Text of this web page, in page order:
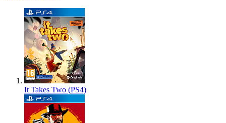
It Takes Two (PS4)